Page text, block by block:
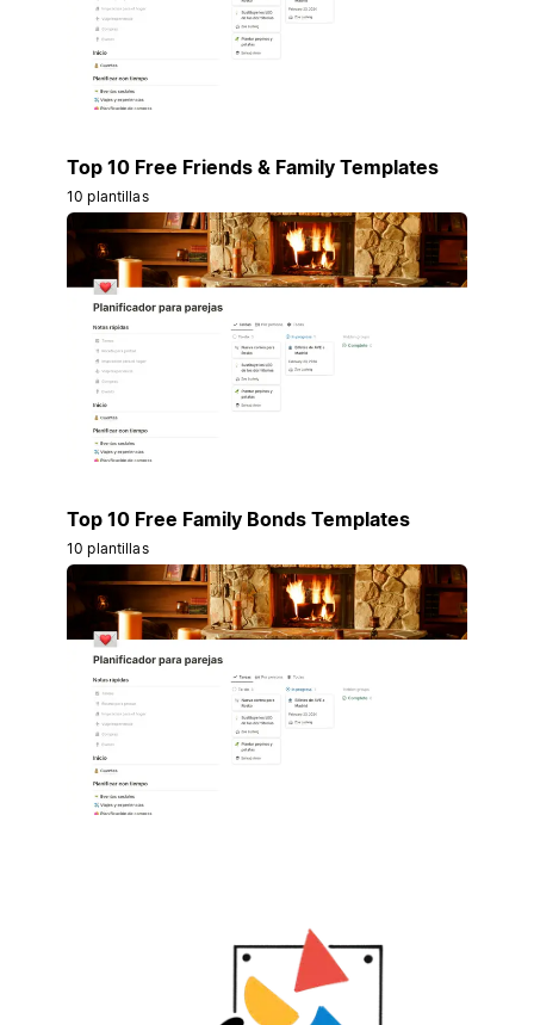
Top 10 Free Friends & Family Templates
10 plantillas
Top 10 Free Family Bonds Templates
10 plantillas